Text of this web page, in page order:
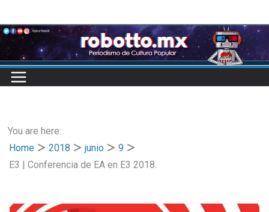
to
content
You are here:
Home
2018 junio
9
E3 | Conferencia de EA en E3 2018.